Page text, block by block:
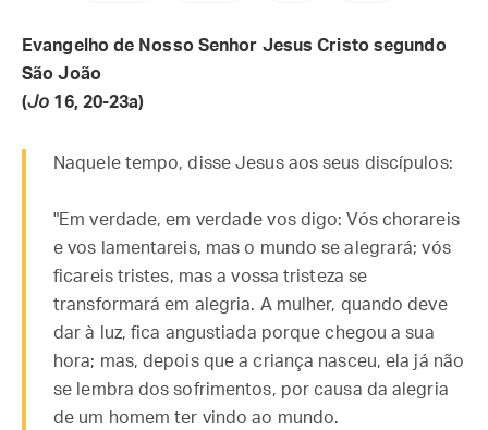
Evangelho de Nosso Senhor Jesus Cristo segundo
São João
(Jo 16, 20-23a)
Naquele tempo, disse Jesus aos seus discípulos:
"Em verdade, em verdade vos digo: Vós chorareis
e vos lamentareis, mas o mundo se alegrará; vós
ficareis tristes, mas a vossa tristeza se
transformará em alegria. A mulher, quando deve
dar à luz, fica angustiada porque chegou a sua
hora; mas, depois que a criança nasceu, ela já não
se lembra dos sofrimentos, por causa da alegria
de um homem ter vindo ao mundo.